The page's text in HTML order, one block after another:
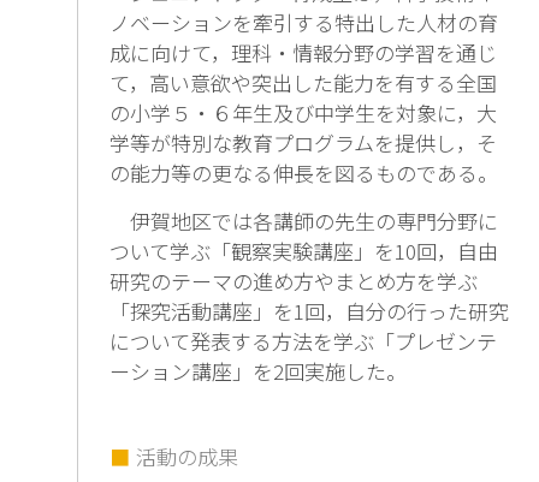
ノベーションを牽引する特出した人材の育
成に向けて，理科・情報分野の学習を通じ
て，高い意欲や突出した能力を有する全国
の小学５・６年生及び中学生を対象に，大
学等が特別な教育プログラムを提供し，そ
の能力等の更なる伸長を図るものである。
伊賀地区では各講師の先生の専門分野に
ついて学ぶ「観察実験講座」を10回，自由
研究のテーマの進め方やまとめ方を学ぶ
「探究活動講座」を1回，自分の行った研究
について発表する方法を学ぶ「プレゼンテ
ーション講座」を2回実施した。
活動の成果